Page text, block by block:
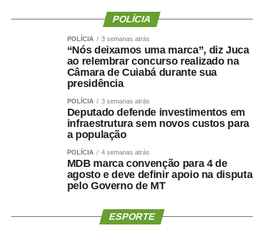
pessoas mais velhas, sedentárias, submetidas a dietas
muito restritivas ou a tratamentos sem acompanhamento
Mesmo com o avanço dos medicamentos para
obesidade, o objetivo não deve ser apenas reduzir o
número na balança. O tratamento precisa preservar
músculo, reduzir gordura visceral, melhorar o
metabolismo e manter a autonomia.
O paciente não deve apenas ficar mais leve. Deve
mais saudável, mais forte e funcionalmente mais
Por que o músculo influencia
POLÍCIA
POLÍCIA 3 semanas atrás
“Nós deixamos uma marca”, diz Juca
ao relembrar concurso realizado na
Câmara de Cuiabá durante sua
presidência
POLÍCIA 3 semanas atrás
Deputado defende investimentos em
infraestrutura sem novos custos para
a população
POLÍCIA 4 semanas atrás
MDB marca convenção para 4 de
agosto e deve definir apoio na disputa
pelo Governo de MT
ESPORTE